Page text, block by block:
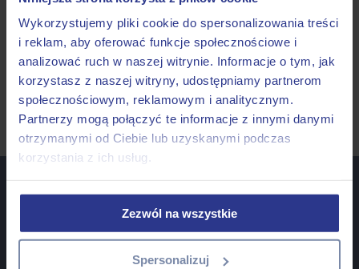
Wykorzystujemy pliki cookie do spersonalizowania treści
i reklam, aby oferować funkcje społecznościowe i
analizować ruch w naszej witrynie. Informacje o tym, jak
korzystasz z naszej witryny, udostępniamy partnerom
społecznościowym, reklamowym i analitycznym.
Partnerzy mogą połączyć te informacje z innymi danymi
otrzymanymi od Ciebie lub uzyskanymi podczas
korzystania z ich usług.
Zezwól na wszystkie
Spersonalizuj
Zapisz się do Newslettera ibądź na
bieżąco z naszymi nowościami!HAU z
Wami!
ZAKUPY